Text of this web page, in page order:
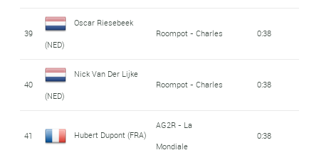
39
Oscar Riesebeek
(NED)
Roompot - Charles 0:38
40
Nick Van Der Lijke
(NED)
Roompot - Charles 0:38
41 Hubert Dupont (FRA)
AG2R - La
Mondiale
0:38